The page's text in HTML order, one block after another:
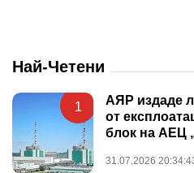
Най-Четени
1
АЯР издаде
от
блок на АЕЦ
31.07.2026